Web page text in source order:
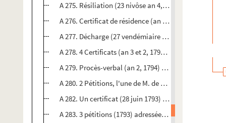
A 275. Résiliation (23 nivôse an 4, 1796) du bail à
A 276. Certificat de résidence (an 3, 1795) délivré
A 277. Décharge (27 vendémiaire an 3, 1794) fournie
A 278. 4 Certificats (an 3 et 2, 1795 et 1794) délivrés
A 279. Procès-verbal (an 2, 1794) d'estimation des
A 280. 2 Pétitions, l'une de M. de Secondat après sa
A 282. Un certificat (28 juin 1793) de résidence
A 283. 3 pétitions (1793) adressées 1° aux anciens